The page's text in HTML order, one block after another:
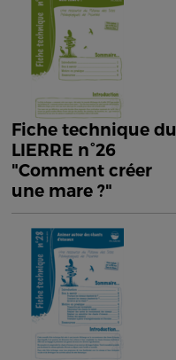
Fiche technique du
LIERRE n°26
"Comment créer
une mare ?"